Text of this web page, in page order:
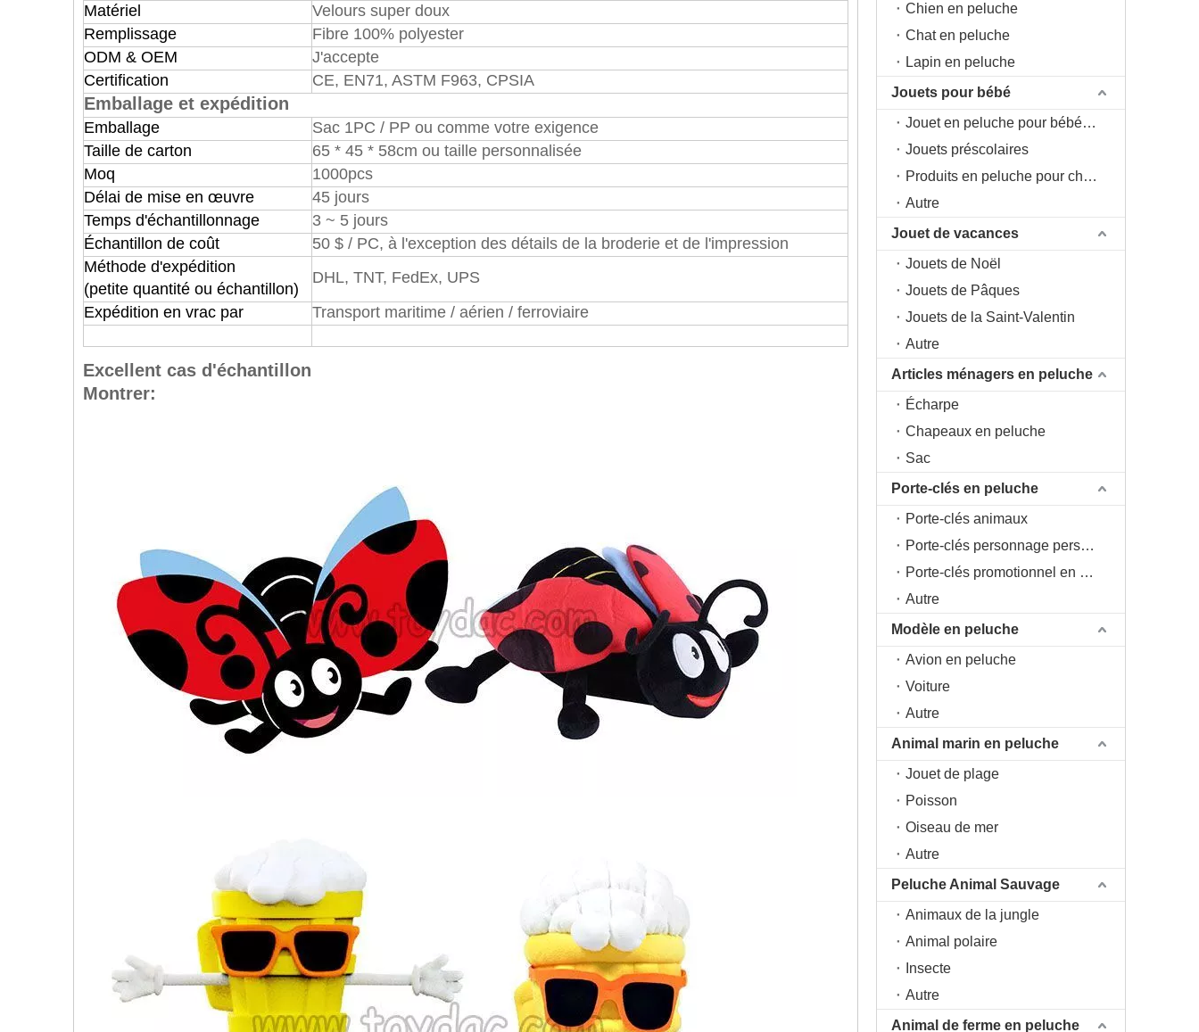
Matériel
Velours super doux
Remplissage
Fibre 100% polyester
ODM & OEM
J'accepte
Certification
CE, EN71, ASTM F963, CPSIA
Emballage et expédition
Emballage
Sac 1PC / PP ou comme votre exigence
Taille de carton
65 * 45 * 58cm ou taille personnalisée
Moq
1000pcs
Délai de mise en œuvre
45 jours
Temps d'échantillonnage
3 ~ 5 jours
Échantillon de coût
50 $ / PC, à l'exception des détails de la broderie et de l'impression
Méthode d'expédition
(petite quantité ou échantillon)
DHL, TNT, FedEx, UPS
Expédition en vrac par
Transport maritime / aérien / ferroviaire
Excellent cas d'échantillon
Montrer:
Chien en peluche
Chat en peluche
Lapin en peluche
Jouets pour bébé
Jouet en peluche pour bébé 0+
Jouets préscolaires
Produits en peluche pour chambre d'enfant
Autre
Jouet de vacances
Jouets de Noël
Jouets de Pâques
Jouets de la Saint-Valentin
Autre
Articles ménagers en peluche
Écharpe
Chapeaux en peluche
Sac
Porte-clés en peluche
Porte-clés animaux
Porte-clés personnage personnage
Porte-clés promotionnel en peluche
Autre
Modèle en peluche
Avion en peluche
Voiture
Autre
Animal marin en peluche
Jouet de plage
Poisson
Oiseau de mer
Autre
Peluche Animal Sauvage
Animaux de la jungle
Animal polaire
Insecte
Autre
Animal de ferme en peluche